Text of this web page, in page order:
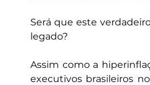
Será que este
legado?
Assim como a
executivos brasileiros